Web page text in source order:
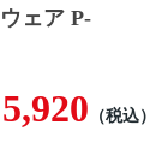
ェア P-
5,920 （税込）